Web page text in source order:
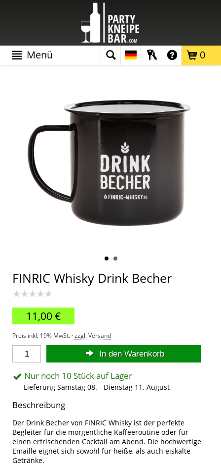
0
Menü
FINRIC Whisky Drink Becher
★★★★★
11,00 €
Preis inkl. 19% MwSt. ·zzgl. Versand
In den Warenkorb
Nur noch 10 Stück auf Lager
Lieferung Samstag 08. - Dienstag 11. August
Beschreibung
Der Drink Becher von FINRIC Whisky ist der perfekte
Begleiter für die morgentliche Kaffeeroutine oder für
einen erfrischenden Cocktail am Abend. Die hochwertige
Emaille eignet sich sowohl für heiße, als auch eiskalte
Getränke.